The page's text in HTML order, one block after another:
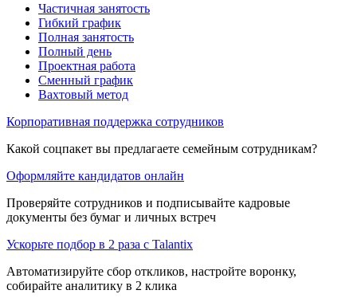
Частичная занятость
Гибкий график
Полная занятость
Полный день
Проектная работа
Сменный график
Вахтовый метод
Корпоративная поддержка сотрудников
Какой соцпакет вы предлагаете семейным сотрудникам?
Оформляйте кандидатов онлайн
Проверяйте сотрудников и подписывайте кадровые
документы без бумаг и личных встреч
Ускорьте подбор в 2 раза с Talantix
Автоматизируйте сбор откликов, настройте воронку,
собирайте аналитику в 2 клика